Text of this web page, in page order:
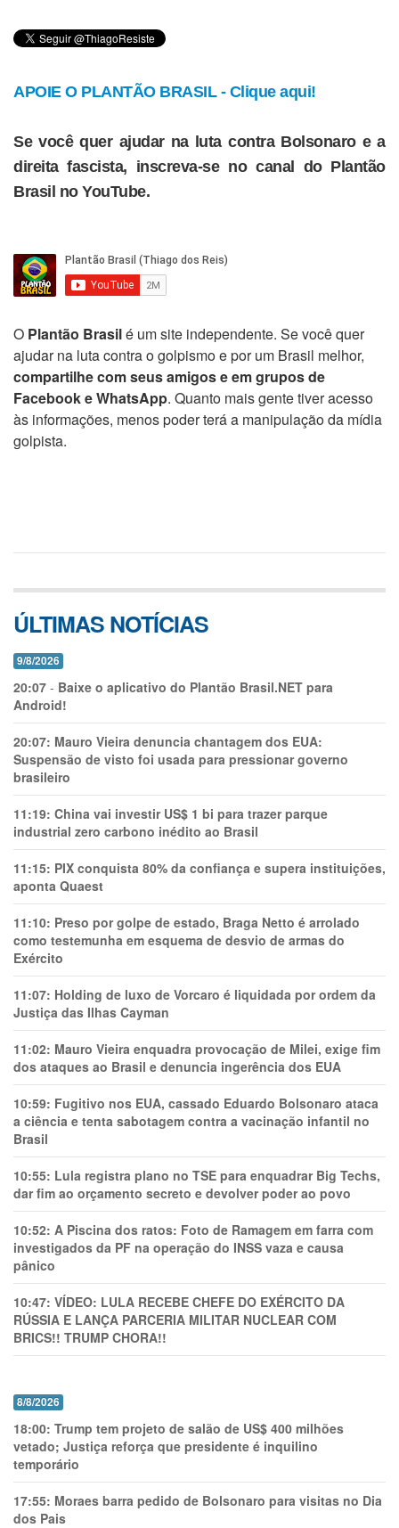
APOIE O PLANTÃO BRASIL - Clique aqui!
Se você quer ajudar na luta contra Bolsonaro e a
direita fascista, inscreva-se no canal do Plantão
Brasil no YouTube.
O Plantão Brasilé um site independente. Se você quer
ajudar na luta contra o golpismo e por um Brasil melhor,
compartilhe com seus amigos e em grupos de
Facebook e WhatsApp. Quanto mais gente tiver acesso
às informações, menos poder terá a manipulação da mídia
golpista.
ÚLTIMAS NOTÍCIAS
9/8/2026
20:07 - Baixe o aplicativo do Plantão Brasil.NET para
Android!
20:07: Mauro Vieira denuncia chantagem dos EUA:
Suspensão de visto foi usada para pressionar governo
brasileiro
11:19: China vai investir US$ 1 bi para trazer parque
industrial zero carbono inédito ao Brasil
11:15: PIX conquista 80% da confiança e supera instituições,
aponta Quaest
11:10: Preso por golpe de estado, Braga Netto é arrolado
como testemunha em esquema de desvio de armas do
Exército
11:07: Holding de luxo de Vorcaro é liquidada por ordem da
Justiça das Ilhas Cayman
11:02: Mauro Vieira enquadra provocação de Milei, exige fim
dos ataques ao Brasil e denuncia ingerência dos EUA
10:59: Fugitivo nos EUA, cassado Eduardo Bolsonaro ataca
a ciência e tenta sabotagem contra a vacinação infantil no
Brasil
10:55: Lula registra plano no TSE para enquadrar Big Techs,
dar fim ao orçamento secreto e devolver poder ao povo
10:52: A Piscina dos ratos: Foto de Ramagem em farra com
investigados da PF na operação do INSS vaza e causa
pânico
10:47: VÍDEO: LULA RECEBE CHEFE DO EXÉRCITO DA
RÚSSIA E LANÇA PARCERIA MILITAR NUCLEAR COM
BRICS!! TRUMP CHORA!!
8/8/2026
18:00: Trump tem projeto de salão de US$ 400 milhões
vetado; Justiça reforça que presidente é inquilino
temporário
17:55: Moraes barra pedido de Bolsonaro para visitas no Dia
dos Pais